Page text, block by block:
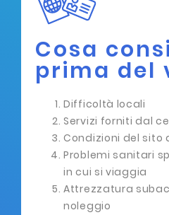
Cosa
prima del
Difficoltà locali
Servizi forniti dal
Condizioni del sito
Problemi sanitari
in cui si viaggia
Attrezzatura
noleggio